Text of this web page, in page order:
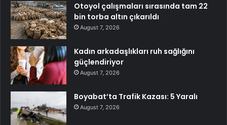
Otoyol çalışmaları sırasında tam 22
bin torba altın çıkarıldı
August 7, 2026
Kadın arkadaşlıkları ruh sağlığını
güçlendiriyor
August 7, 2026
Boyabat’ta Trafik Kazası: 5 Yaralı
August 7, 2026